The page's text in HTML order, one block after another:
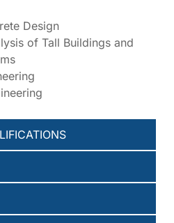
Design
of Tall Buildings and